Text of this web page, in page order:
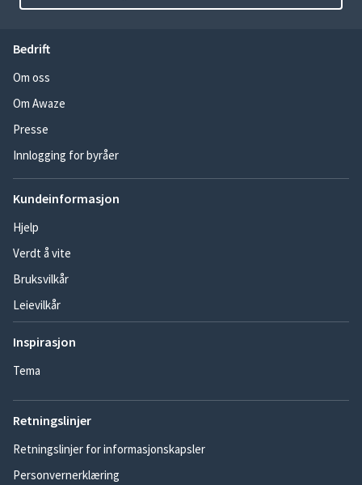
Bedrift
Om oss
Om Awaze
Presse
Innlogging for byråer
Kundeinformasjon
Hjelp
Verdt å vite
Bruksvilkår
Leievilkår
Inspirasjon
Tema
Retningslinjer
Retningslinjer for informasjonskapsler
Personvernerklæring